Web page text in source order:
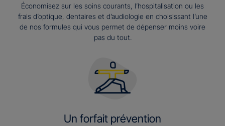
Économisez sur les soins courants, l’hospitalisation ou les
frais d’optique, dentaires et d’audiologie en choisissant l’une
de nos formules qui vous permet de dépenser moins voire
pas du tout.
Un forfait prévention